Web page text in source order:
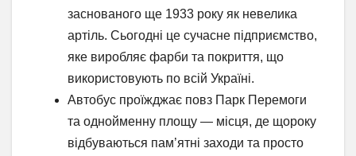
заснованого ще 1933 року як невелика
артіль. Сьогодні це сучасне підприємство,
яке виробляє фарби та покриття, що
використовують по всій Україні.
Автобус проїжджає повз Парк Перемоги
та однойменну площу — місця, де щороку
відбуваються пам’ятні заходи та просто